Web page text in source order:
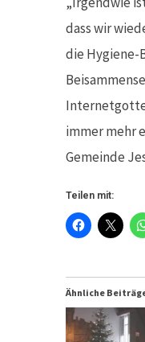
dass wir
die Hygiene-
immer mehr
Gemeinde
Teilen mit:
Ähnliche